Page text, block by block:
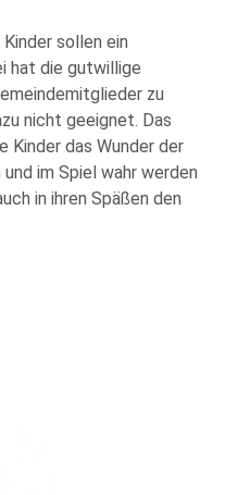
sollen ein
hat die gutwillige
zu
nicht geeignet. Das
Kinder das Wunder der
im Spiel wahr werden
in ihren Späßen den